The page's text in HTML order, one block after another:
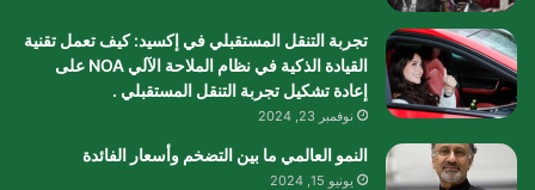
تجربة التنقل المستقبلي في إكسيد: كيف تعمل تقنية
القيادة الذكية في نظام الملاحة الآلي NOA على
إعادة تشكيل تجربة التنقل المستقبلي .
نوفمبر 23, 2024
النمو العالمي ما بين التضخم وأسعار الفائدة
يونيو 15, 2024